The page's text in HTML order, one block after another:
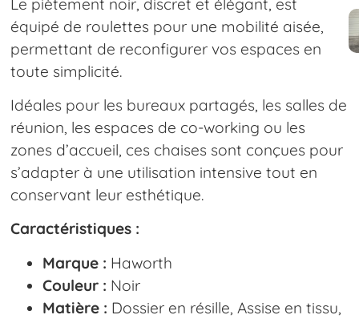
équipé de roulettes pour une mobilité aisée,
permettant de reconfigurer vos espaces en
toute simplicité.
Idéales pour les bureaux partagés, les salles de
réunion, les espaces de co-working ou les
zones d’accueil, ces chaises sont conçues pour
s’adapter à une utilisation intensive tout en
conservant leur esthétique.
Caractéristiques :
Marque : Haworth
Couleur : Noir
Matière : Dossier en résille, Assise en tissu,